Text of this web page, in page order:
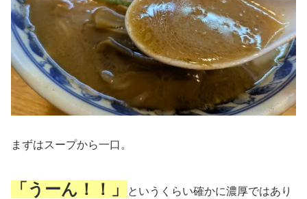
まずはスープから一口。
「うーん！！」
というくらい確かに濃厚ではあり